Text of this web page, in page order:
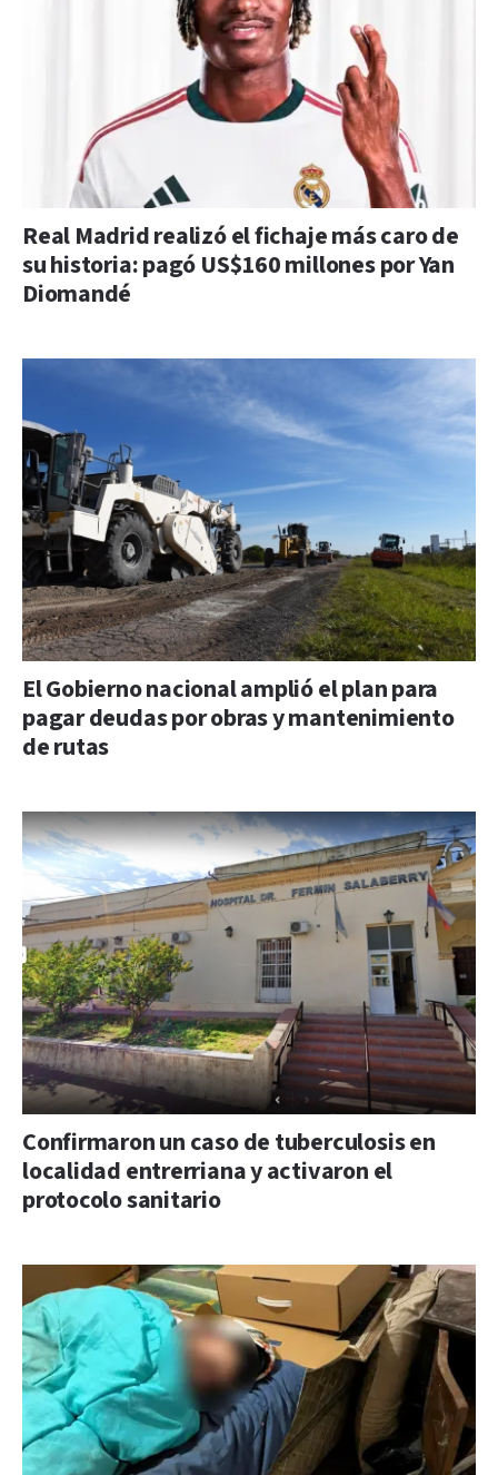
Real Madrid realizó el fichaje más caro de
su historia: pagó US$160 millones por Yan
Diomandé
El Gobierno nacional amplió el plan para
pagar deudas por obras y mantenimiento
de rutas
Confirmaron un caso de tuberculosis en
localidad entrerriana y activaron el
protocolo sanitario